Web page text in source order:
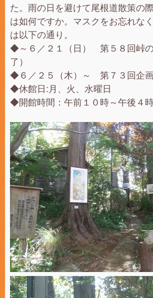
た。雨の日を避けて尾根道散策の
は如何ですか。マスクをお忘れな
は以下の通り。
◆～６／２１（日） 第５８回峠
了）
◆６／２５（木）～ 第７３回企
◆休館日:月、火、水曜日
◆開館時間：午前１０時～午後４